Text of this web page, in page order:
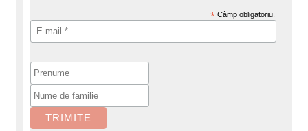
* Câmp obligatoriu.